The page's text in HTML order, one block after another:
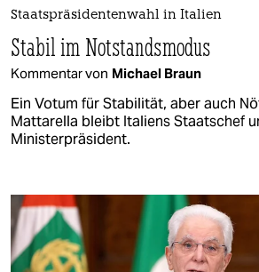
Staatspräsidentenwahl in Italien
Stabil im Notstandsmodus
Kommentar von Michael Braun
Ein Votum für Stabilität, aber auch
Mattarella bleibt Italiens Staatschef
Ministerpräsident.